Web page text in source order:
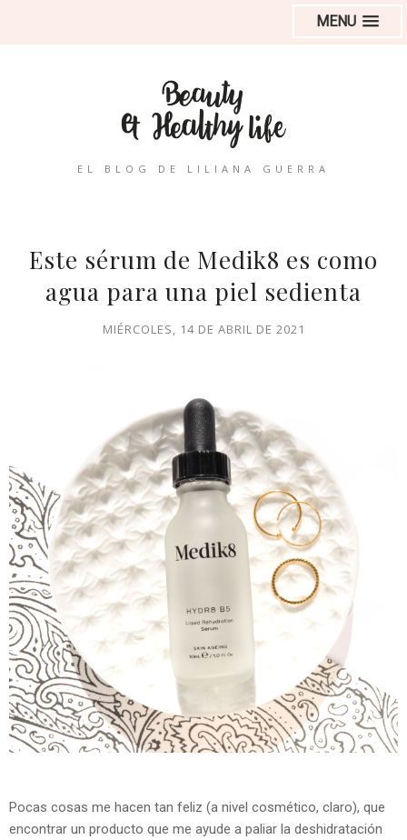
MENU
EL BLOG DE LILIANA GUERRA
Este sérum de Medik8 es como
agua para una piel sedienta
MIÉRCOLES, 14 DE ABRIL DE 2021
Pocas cosas me hacen tan feliz (a nivel cosmético, claro), que
encontrar un producto que me ayude a paliar la deshidratación